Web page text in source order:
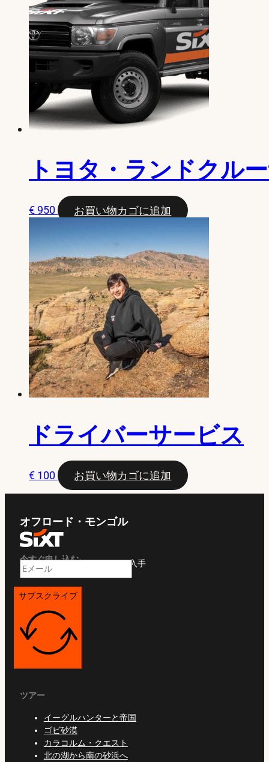
トヨタ・ランドクル
€950 お買い物カゴに追加
ドライバーサービス
€ 100 お買い物カゴに追加
オフロード・モンゴル
今すぐ申し込む
限定オファーや旅行ガイドを入手
サブスクライブ
ツアー
イーグルハンターと帝国
ゴビ砂漠
カラコルム・クエスト
北の湖から南の砂浜へ